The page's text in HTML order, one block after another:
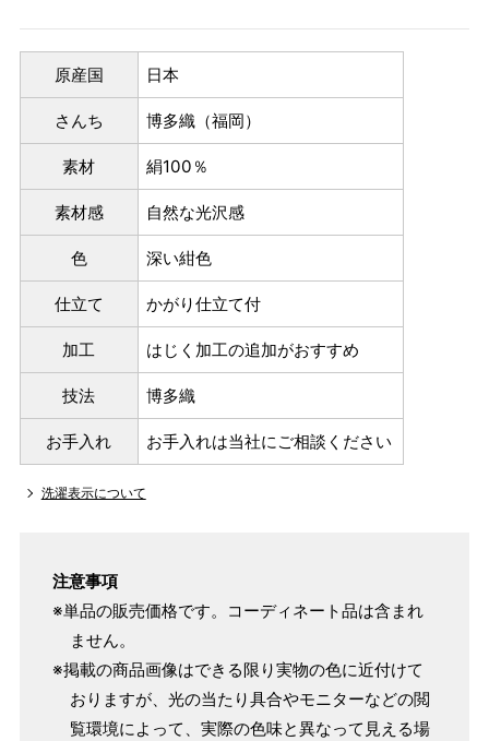
原産国 日本
さんち 博多織（福岡）
素材 絹100％
素材感 自然な光沢感
色 深い紺色
仕立て かがり仕立て付
加工 はじく加工の追加がおすすめ
技法 博多織
お手入れ お手入れは当社にご相談ください
洗濯表示について
注意事項
※単品の販売価格です。コーディネート品は含まれ
ません。
※掲載の商品画像はできる限り実物の色に近付けて
おりますが、光の当たり具合やモニターなどの閲
覧環境によって、実際の色味と異なって見える場